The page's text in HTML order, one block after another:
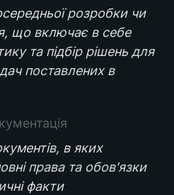
розробки чи
що включає в себе
та підбір рішень для
поставлених в
в яких
права та обов'язки
факти